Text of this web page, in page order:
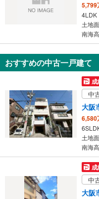
5,799
4LDK
土地
南海
おすすめの中古一戸建て
成
中
大阪
6,580
土地
南海
成
中
大阪